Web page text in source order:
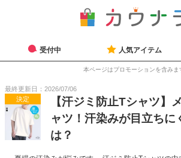
受付中 人気アイテム
本ページはプロモーションを含みま
最終更新日：2026/07/06
決定
【汗ジミ防止Tシャツ】
ャツ！汗染みが目立ちに
は？